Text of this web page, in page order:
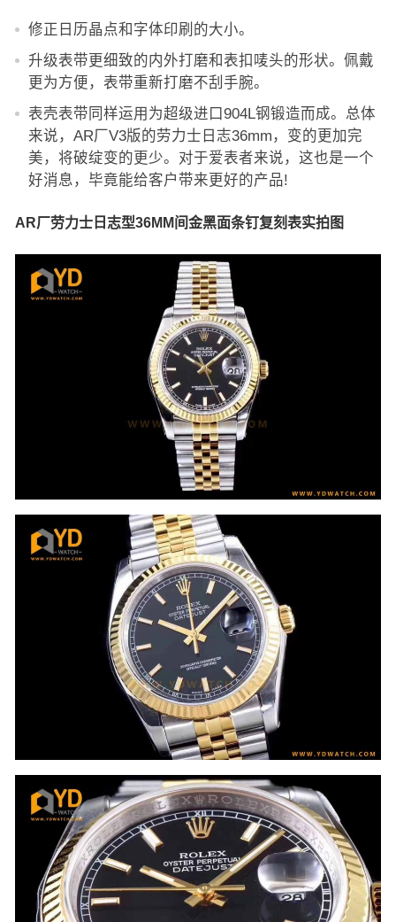
修正日历晶点和字体印刷的大小。
升级表带更细致的内外打磨和表扣唛头的形状。佩戴
更为方便，表带重新打磨不刮手腕。
表壳表带同样运用为超级进口904L钢锻造而成。总体
来说，AR厂V3版的劳力士日志36mm，变的更加完
美，将破绽变的更少。对于爱表者来说，这也是一个
好消息，毕竟能给客户带来更好的产品!
AR厂劳力士日志型36MM间金黑面条钉复刻表实拍图